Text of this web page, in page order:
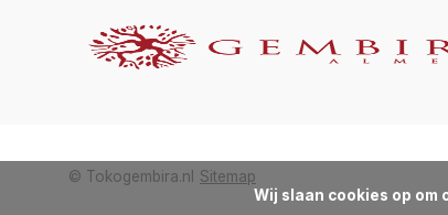
© Tokogembira.nl
Sitemap
Wij slaan cookies op